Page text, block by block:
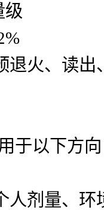
级
退火、读出
于以下方
人剂量、环